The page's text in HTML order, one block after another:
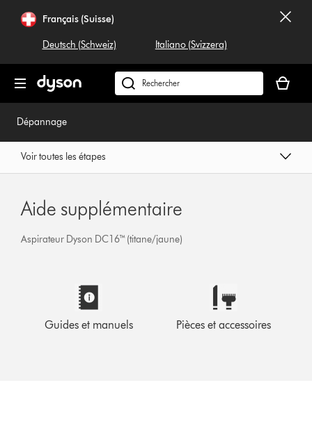
Français (Suisse)
Deutsch (Schweiz) Italiano (Svizzera)
Rechercher
dyson.ch
panier
est
Dépannage
Voir toutes les étapes
Aide supplémentaire
Aspirateur Dyson DC16™ (titane/jaune)
Guides et manuels Pièces et accessoires